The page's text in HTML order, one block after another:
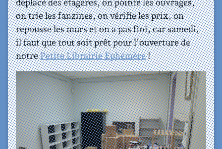
déplace des étagères, on pointe les ouvrages,
on trie les fanzines, on vérifie les prix, on
repousse les murs et on a pas fini, car samedi,
il faut que tout soit prêt pour l’ouverture de
notrePetite Librairie Ephémère!